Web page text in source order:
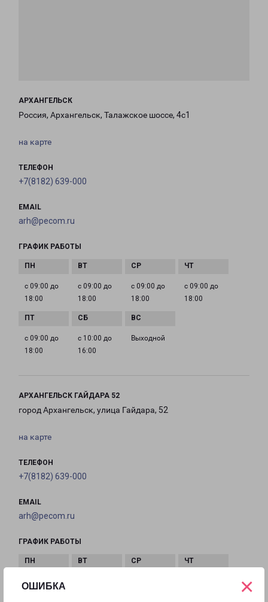
ОШИБКА ×
АРХАНГЕЛЬСК
Россия, Архангельск, Талажское шоссе, 4с1
на карте
ТЕЛЕФОН
+7(8182) 639-000
EMAIL
arh@pecom.ru
ГРАФИК РАБОТЫ
с 09:00 до
18:00
с 09:00 до
18:00
с 09:00 до
18:00
с 09:00 до
18:00
с 09:00 до
18:00
с 10:00 до
16:00
Выходной
АРХАНГЕЛЬСК ГАЙДАРА 52
город Архангельск, улица Гайдара, 52
на карте
ТЕЛЕФОН
+7(8182) 639-000
EMAIL
arh@pecom.ru
ГРАФИК РАБОТЫ
с 10:00 до